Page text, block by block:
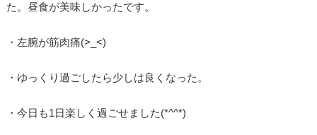
た。昼食が美味しかったです。
・左腕が筋肉痛(>_<)
・ゆっくり過ごしたら少しは良くなった。
・今日も1日楽しく過ごせました(*^^*)